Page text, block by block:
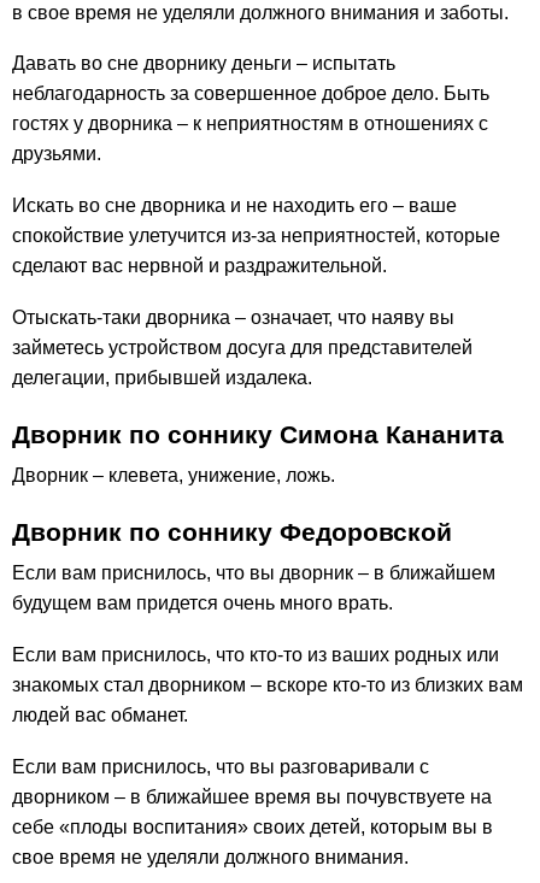
в свое время не уделяли должного внимания и заботы.
Давать во сне дворнику деньги – испытать
неблагодарность за совершенное доброе дело. Быть
гостях у дворника – к неприятностям в отношениях с
друзьями.
Искать во сне дворника и не находить его – ваше
спокойствие улетучится из-за неприятностей, которые
сделают вас нервной и раздражительной.
Отыскать-таки дворника – означает, что наяву вы
займетесь устройством досуга для представителей
делегации, прибывшей издалека.
Дворник по соннику Симона Кананита
Дворник – клевета, унижение, ложь.
Дворник по соннику Федоровской
Если вам приснилось, что вы дворник – в ближайшем
будущем вам придется очень много врать.
Если вам приснилось, что кто-то из ваших родных или
знакомых стал дворником – вскоре кто-то из близких вам
людей вас обманет.
Если вам приснилось, что вы разговаривали с
дворником – в ближайшее время вы почувствуете на
себе «плоды воспитания» своих детей, которым вы в
свое время не уделяли должного внимания.